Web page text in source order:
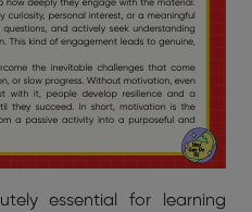
essential for learning